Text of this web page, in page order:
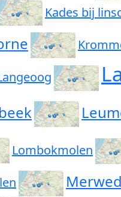
Kades bij
Lombokmolen